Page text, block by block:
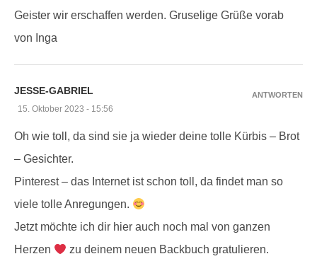
Geister wir erschaffen werden. Gruselige Grüße vorab
von Inga
JESSE-GABRIEL
15. Oktober 2023 - 15:56
Oh wie toll, da sind sie ja wieder deine tolle Kürbis – Brot
– Gesichter.
Pinterest – das Internet ist schon toll, da findet man so
viele tolle Anregungen.
Jetzt möchte ich dir hier auch noch mal von ganzen
Herzen
zu deinem neuen Backbuch gratulieren.
ANTWORTEN